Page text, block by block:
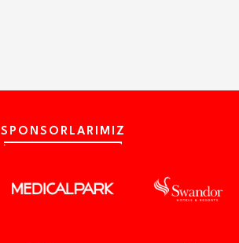
SPONSORLARIMIZ